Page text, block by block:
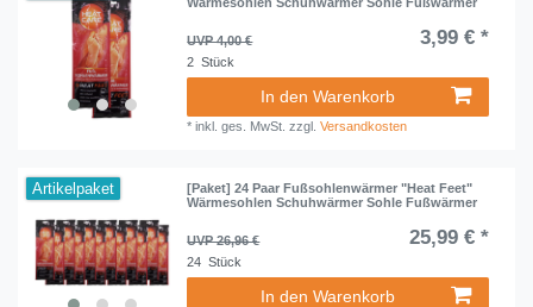
Wärmesohlen Schuhwärmer Sohle Fußwärmer
UVP 4,00 € 3,99 € *
2 Stück
In den Warenkorb
*inkl. ges. MwSt. zzgl.Versandkosten
Artikelpaket
[Paket] 24 Paar Fußsohlenwärmer "Heat Feet"
Wärmesohlen Schuhwärmer Sohle Fußwärmer
UVP 26,96 € 25,99 € *
24 Stück
In den Warenkorb